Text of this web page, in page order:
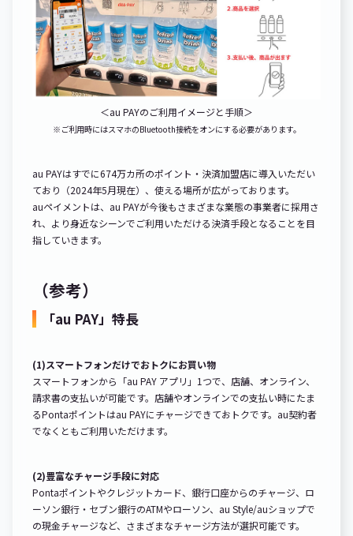
＜au PAYのご利用イメージと手順＞
※ご利用時にはスマホのBluetooth接続をオンにする必要があります。
au PAYはすでに674万カ所のポイント・決済加盟店に導入いただい
ており（2024年5月現在）、使える場所が広がっております。
auペイメントは、au PAYが今後もさまざまな業態の事業者に採用さ
れ、より身近なシーンでご利用いただける決済手段となることを目
指していきます。
（参考）
「au PAY」特長
(1)スマートフォンだけでおトクにお買い物
スマートフォンから「au PAY アプリ」1つで、店舗、オンライン、
請求書の支払いが可能です。店舗やオンラインでの支払い時にたま
るPontaポイントはau PAYにチャージできておトクです。au契約者
でなくともご利用いただけます。
(2)豊富なチャージ手段に対応
Pontaポイントやクレジットカード、銀行口座からのチャージ、ロ
ーソン銀行・セブン銀行のATMやローソン、au Style/auショップで
の現金チャージなど、さまざまなチャージ方法が選択可能です。